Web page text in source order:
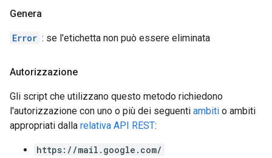
Genera
Error : se l'etichetta non può essere eliminata
Autorizzazione
Gli script che utilizzano questo metodo richiedono
l'autorizzazione con uno o più dei seguenti ambiti o ambiti
appropriati dalla relativa API REST:
https://mail.google.com/